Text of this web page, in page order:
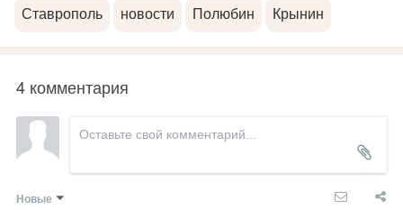
Ставрополь новости Полюбин Крынин
4 комментария
Новые